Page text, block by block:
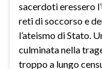
sacerdoti eressero
reti di soccorso e
l’ateismo di Stato.
culminata nella
troppo a lungo